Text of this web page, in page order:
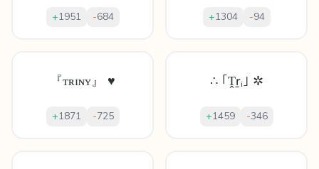
+1951 -684 +1304 -94
『ᴛʀɪɴʏ』 ♥
+1871 -725
∴ ｢Ṱṟᵢ｣ ✲
+1459 -346